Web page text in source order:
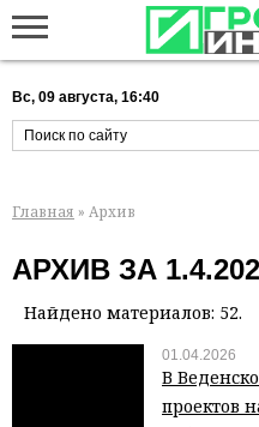
Вс, 09 августа, 16:40
Главная » Архив
АРХИВ ЗА
Найдено материалов: 52.
01.04.2026
В
проектов